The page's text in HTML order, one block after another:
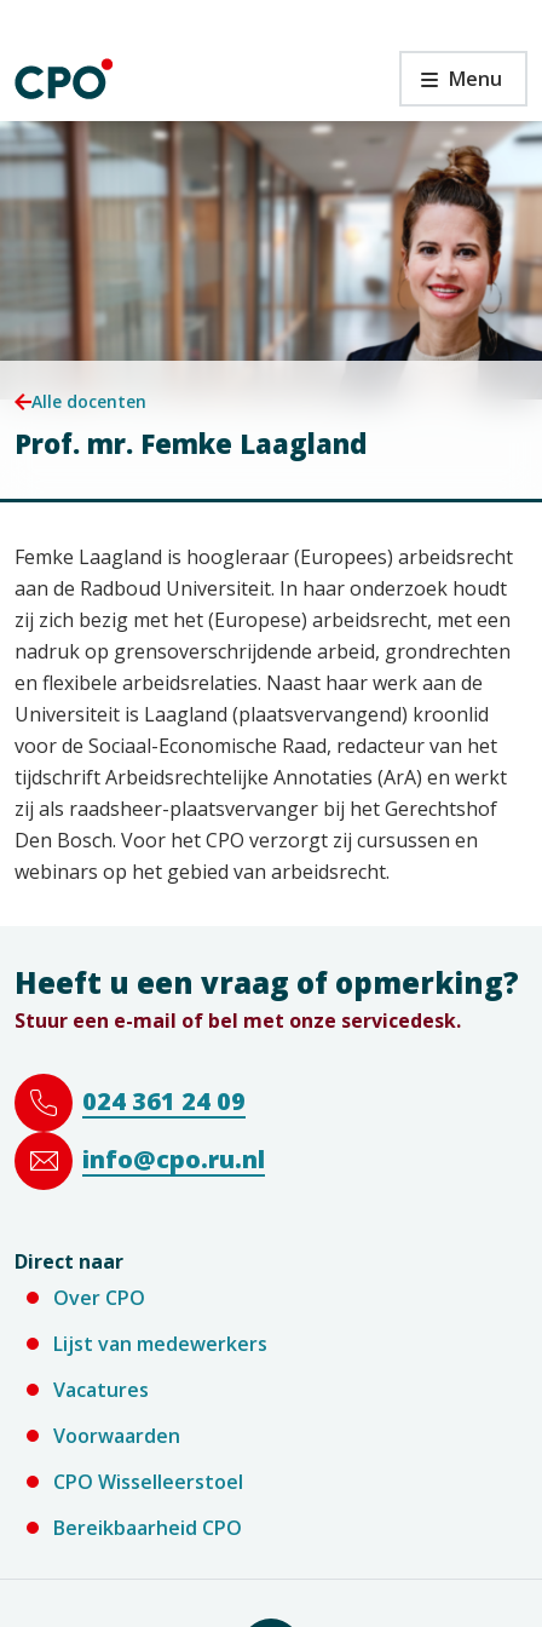
de
inhoud
Prof.
mr.
Femke
Laagland
Menu
Alle docenten
Prof. mr. Femke Laagland
Femke Laagland is hoogleraar (Europees) arbeidsrecht
aan de Radboud Universiteit. In haar onderzoek houdt
zij zich bezig met het (Europese) arbeidsrecht, met een
nadruk op grensoverschrijdende arbeid, grondrechten
en flexibele arbeidsrelaties. Naast haar werk aan de
Universiteit is Laagland (plaatsvervangend) kroonlid
voor de Sociaal-Economische Raad, redacteur van het
tijdschrift Arbeidsrechtelijke Annotaties (ArA) en werkt
zij als raadsheer-plaatsvervanger bij het Gerechtshof
Den Bosch. Voor het CPO verzorgt zij cursussen en
webinars op het gebied van arbeidsrecht.
Heeft u een vraag of opmerking?
Stuur een e-mail of bel met onze servicedesk.
024 361 24 09
info@cpo.ru.nl
Direct naar
Over CPO
Lijst van medewerkers
Vacatures
Voorwaarden
CPO Wisselleerstoel
Bereikbaarheid CPO